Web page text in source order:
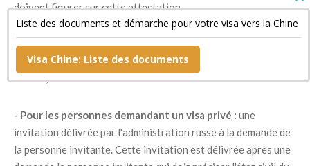
doivent figurer sur cette attestation.
- Un document confirmant la réservation de sa chambre
d'hôtel si son séjour est bref ainsi qu'une copie de son billet de
retour ;
- Pour les personnes demandant un visa privé : une
invitation délivrée par l'administration russe à la demande de
la personne invitante. Cette invitation est délivrée après une
Liste des documents et démarche pour votre visa vers la Chine
Visa Chine: Liste des documents